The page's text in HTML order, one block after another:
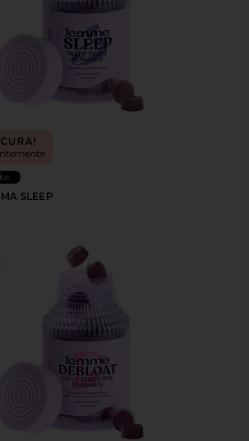
SLEEP
VITAMINA EM GOMA DEBLOAT